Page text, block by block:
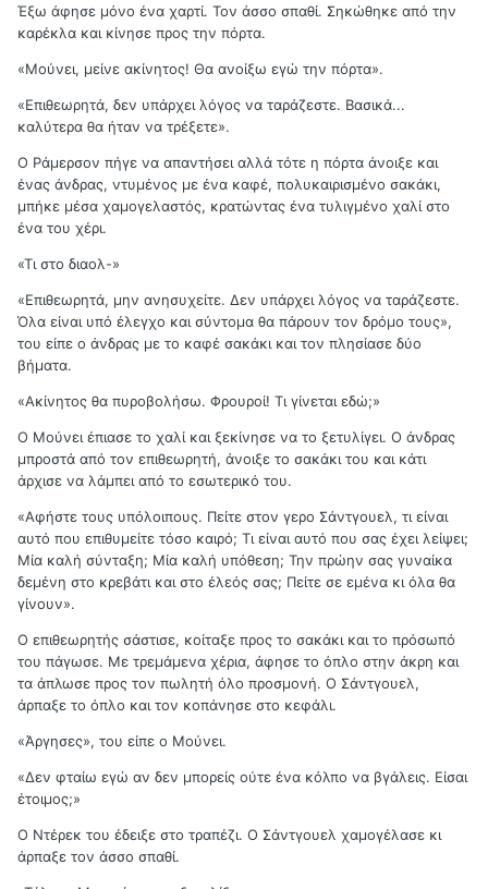
Έξω άφησε μόνο ένα χαρτί. Τον άσσο σπαθί. Σηκώθηκε από την
καρέκλα και κίνησε προς την πόρτα.
«Μούνει, μείνε ακίνητος! Θα ανοίξω εγώ την πόρτα».
«Επιθεωρητά, δεν υπάρχει λόγος να ταράζεστε. Βασικά...
καλύτερα θα ήταν να τρέξετε».
Ο Ράμερσον πήγε να απαντήσει αλλά τότε η πόρτα άνοιξε και
ένας άνδρας, ντυμένος με ένα καφέ, πολυκαιρισμένο σακάκι,
μπήκε μέσα χαμογελαστός, κρατώντας ένα τυλιγμένο χαλί στο
ένα του χέρι.
«Τι στο διαολ-»
«Επιθεωρητά, μην ανησυχείτε. Δεν υπάρχει λόγος να ταράζεστε.
Όλα είναι υπό έλεγχο και σύντομα θα πάρουν τον δρόμο τους»,
του είπε ο άνδρας με το καφέ σακάκι και τον πλησίασε δύο
βήματα.
«Ακίνητος θα πυροβολήσω. Φρουροί! Τι γίνεται εδώ;»
Ο Μούνει έπιασε το χαλί και ξεκίνησε να το ξετυλίγει. Ο άνδρας
μπροστά από τον επιθεωρητή, άνοιξε το σακάκι του και κάτι
άρχισε να λάμπει από το εσωτερικό του.
«Αφήστε τους υπόλοιπους. Πείτε στον γερο Σάντγουελ, τι είναι
αυτό που επιθυμείτε τόσο καιρό; Τι είναι αυτό που σας έχει λείψει;
Μία καλή σύνταξη; Μία καλή υπόθεση; Την πρώην σας γυναίκα
δεμένη στο κρεβάτι και στο έλεός σας; Πείτε σε εμένα κι όλα θα
γίνουν».
Ο επιθεωρητής σάστισε, κοίταξε προς το σακάκι και το πρόσωπό
του πάγωσε. Με τρεμάμενα χέρια, άφησε το όπλο στην άκρη και
τα άπλωσε προς τον πωλητή όλο προσμονή. Ο Σάντγουελ,
άρπαξε το όπλο και τον κοπάνησε στο κεφάλι.
«Άργησες», του είπε ο Μούνει.
«Δεν φταίω εγώ αν δεν μπορείς ούτε ένα κόλπο να βγάλεις. Είσαι
έτοιμος;»
Ο Ντέρεκ του έδειξε στο τραπέζι. Ο Σάντγουελ χαμογέλασε κι
άρπαξε τον άσσο σπαθί.